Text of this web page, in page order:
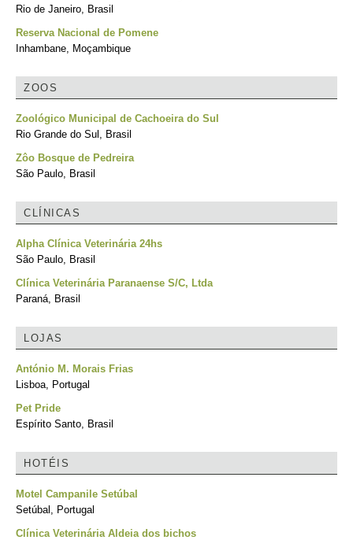
Rio de Janeiro, Brasil
Reserva Nacional de Pomene
Inhambane, Moçambique
ZOOS
Zoológico Municipal de Cachoeira do Sul
Rio Grande do Sul, Brasil
Zôo Bosque de Pedreira
São Paulo, Brasil
CLÍNICAS
Alpha Clínica Veterinária 24hs
São Paulo, Brasil
Clínica Veterinária Paranaense S/C, Ltda
Paraná, Brasil
LOJAS
António M. Morais Frias
Lisboa, Portugal
Pet Pride
Espírito Santo, Brasil
HOTÉIS
Motel Campanile Setúbal
Setúbal, Portugal
Clínica Veterinária Aldeia dos bichos